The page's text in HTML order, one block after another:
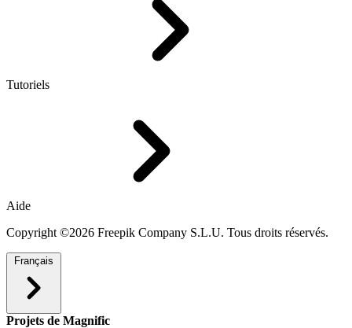
Tutoriels
Aide
Copyright ©2026 Freepik Company S.L.U. Tous droits réservés.
Français
Projets de Magnific